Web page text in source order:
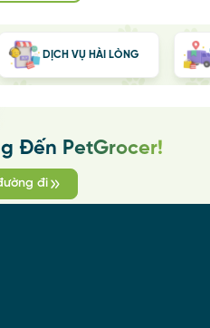
DỊCH VỤ HÀI LÒNG
Đến PetGrocer!
đi